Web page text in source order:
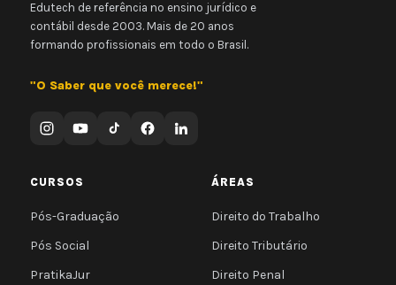
Edutech de referência no ensino jurídico e
contábil desde 2003. Mais de 20 anos
formando profissionais em todo o Brasil.
"O Saber que você merece!"
CURSOS
Pós-Graduação
Pós Social
PratikaJur
ÁREAS
Direito do Trabalho
Direito Tributário
Direito Penal